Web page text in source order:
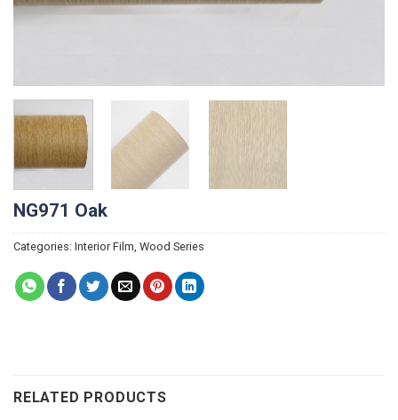
NG971 Oak
Categories: Interior Film Wood Series
RELATED PRODUCTS